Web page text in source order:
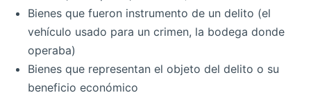
Bienes que fueron instrumento de un delito (el
vehículo usado para un crimen, la bodega donde
operaba)
Bienes que representan el objeto del delito o su
beneficio económico